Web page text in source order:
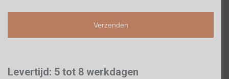
Levertijd: 5 tot 8 werkdagen